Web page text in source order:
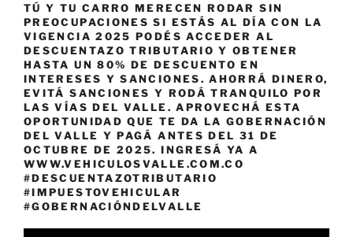
TÚ Y TU CARRO MERECEN RODAR SIN
PREOCUPACIONES SI ESTÁS AL DÍA CON LA
VIGENCIA 2025 PODÉS ACCEDER AL
DESCUENTAZO TRIBUTARIO Y OBTENER
HASTA UN 80% DE DESCUENTO EN
INTERESES Y SANCIONES. AHORRÁ DINERO,
EVITÁ SANCIONES Y RODÁ TRANQUILO POR
LAS VÍAS DEL VALLE. APROVECHÁ ESTA
OPORTUNIDAD QUE TE DA LA GOBERNACIÓN
DEL VALLE Y PAGÁ ANTES DEL 31 DE
OCTUBRE DE 2025. INGRESÁ YA A
WWW.VEHICULOSVALLE.COM.CO
#DESCUENTAZOTRIBUTARIO
#IMPUESTOVEHICULAR
#GOBERNACIÓNDELVALLE